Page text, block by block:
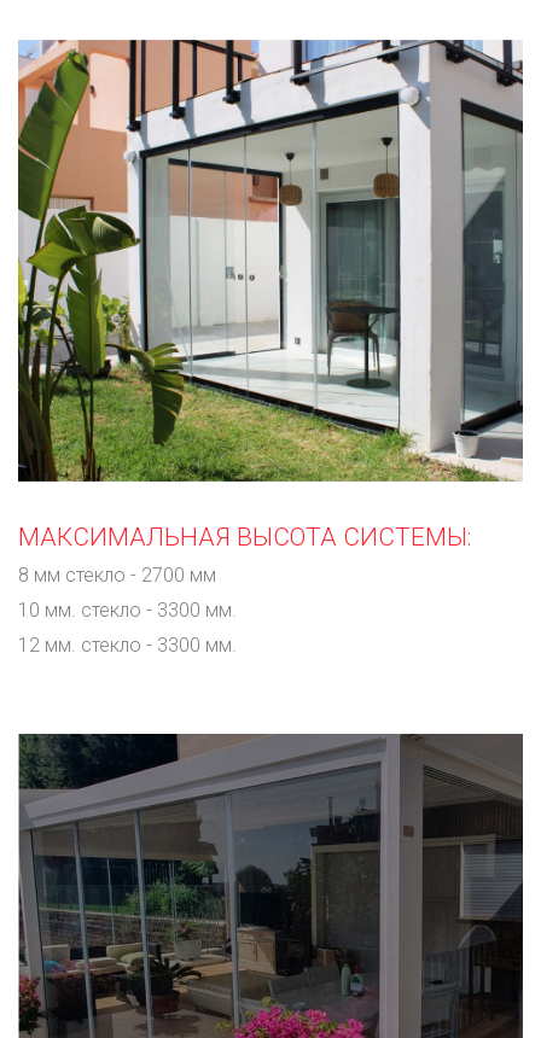
МАКСИМАЛЬНАЯ ВЫСОТА СИСТЕМЫ:
8 мм стекло - 2700 мм
10 мм. стекло - 3300 мм.
12 мм. стекло - 3300 мм.